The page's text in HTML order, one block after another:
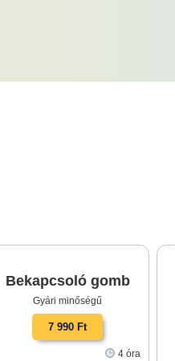
Bekapcsoló gomb
Gyári minőségű
7 990 Ft
4 óra